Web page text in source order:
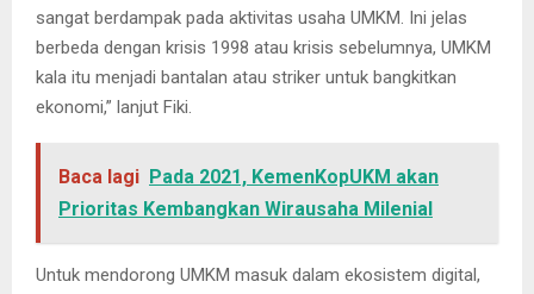
sangat berdampak pada aktivitas usaha UMKM. Ini jelas
berbeda dengan krisis 1998 atau krisis sebelumnya, UMKM
kala itu menjadi bantalan atau striker untuk bangkitkan
ekonomi,” lanjut Fiki.
Baca lagi Pada 2021, KemenKopUKM akan
Prioritas Kembangkan Wirausaha Milenial
Untuk mendorong UMKM masuk dalam ekosistem digital,